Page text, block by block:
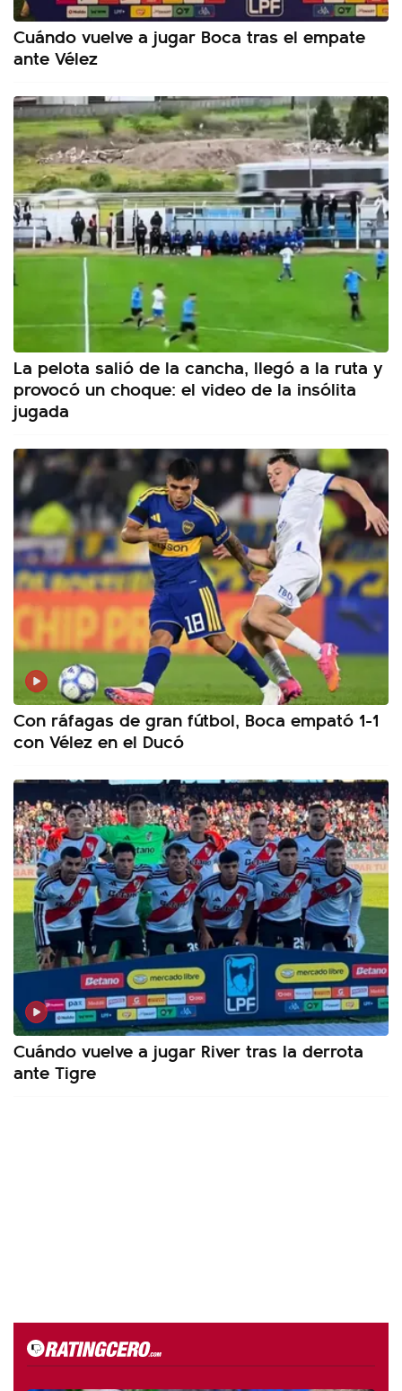
Cuándo vuelve a jugar Boca tras el empate
ante Vélez
La pelota salió de la cancha, llegó a la ruta y
provocó un choque: el video de la insólita
jugada
Con ráfagas de gran fútbol, Boca empató 1-1
con Vélez en el Ducó
Cuándo vuelve a jugar River tras la derrota
ante Tigre